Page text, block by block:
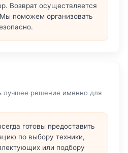
Возврат осуществляется
поможем организовать
решение именно для
готовы предоставить
по выбору техники,
или подбору